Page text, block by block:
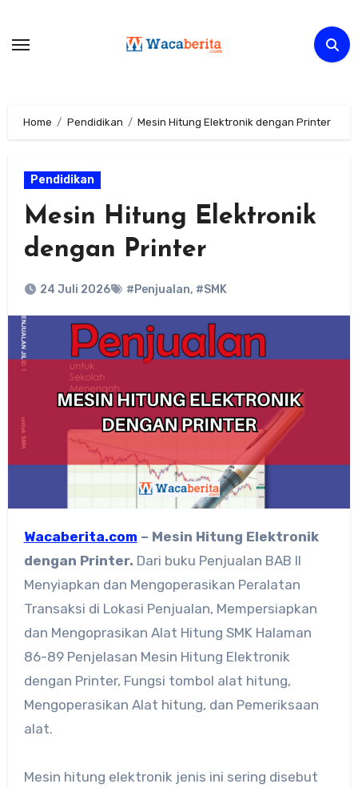
content
Home Pendidikan Mesin Hitung Elektronik dengan Printer
Pendidikan
Mesin Hitung Elektronik
dengan Printer
24 Juli 2026 #Penjualan, #SMK
Wacaberita.com – Mesin Hitung Elektronik
dengan Printer. Dari buku Penjualan BAB II
Menyiapkan dan Mengoperasikan Peralatan
Transaksi di Lokasi Penjualan, Mempersiapkan
dan Mengoprasikan Alat Hitung SMK Halaman
86-89 Penjelasan Mesin Hitung Elektronik
dengan Printer, Fungsi tombol alat hitung,
Mengoperasikan Alat hitung, dan Pemeriksaan
alat.
Mesin hitung elektronik jenis ini sering disebut